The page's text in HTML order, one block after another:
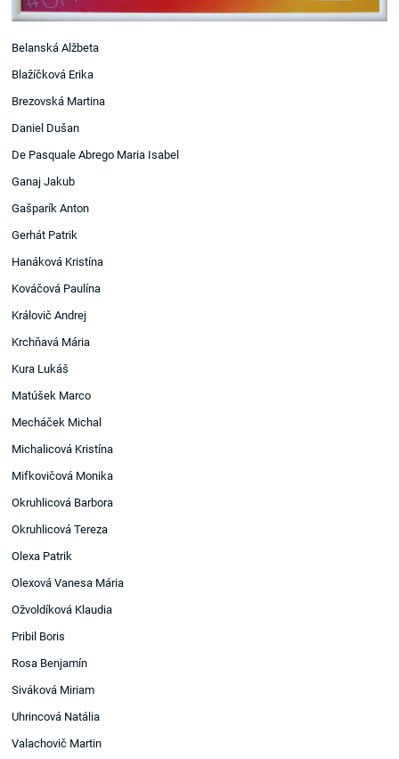
Belanská Alžbeta
Blažíčková Erika
Brezovská Martina
Daniel Dušan
De Pasquale Abrego Maria Isabel
Ganaj Jakub
Gašparík Anton
Gerhát Patrik
Hanáková Kristína
Kováčová Paulína
Královič Andrej
Krchňavá Mária
Kura Lukáš
Matúšek Marco
Mecháček Michal
Michalicová Kristína
Mifkovičová Monika
Okruhlicová Barbora
Okruhlicová Tereza
Olexa Patrik
Olexová Vanesa Mária
Ožvoldíková Klaudia
Pribil Boris
Rosa Benjamín
Siváková Miriam
Uhrincová Natália
Valachovič Martin